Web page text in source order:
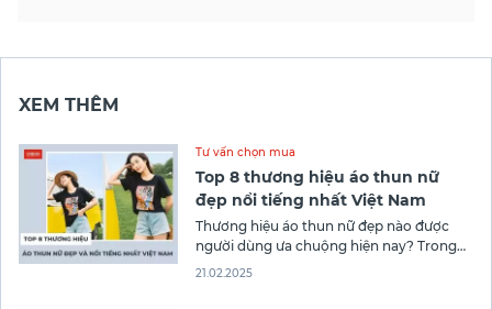
XEM THÊM
Tư vấn chọn mua
Top 8 thương hiệu áo thun nữ
đẹp nổi tiếng nhất Việt Nam
Thương hiệu áo thun nữ đẹp nào được
người dùng ưa chuộng hiện nay? Trong
bài viết này, Canifa giới thiệu tới bạn top 8
21.02.2025